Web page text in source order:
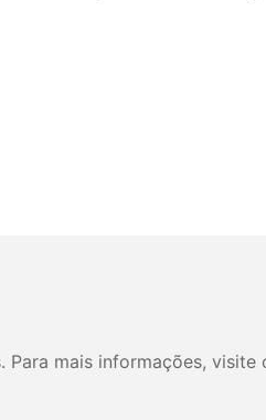
mais informações, visite